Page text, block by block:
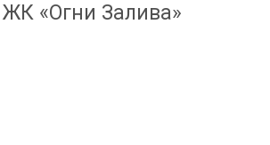
«Огни Залива»